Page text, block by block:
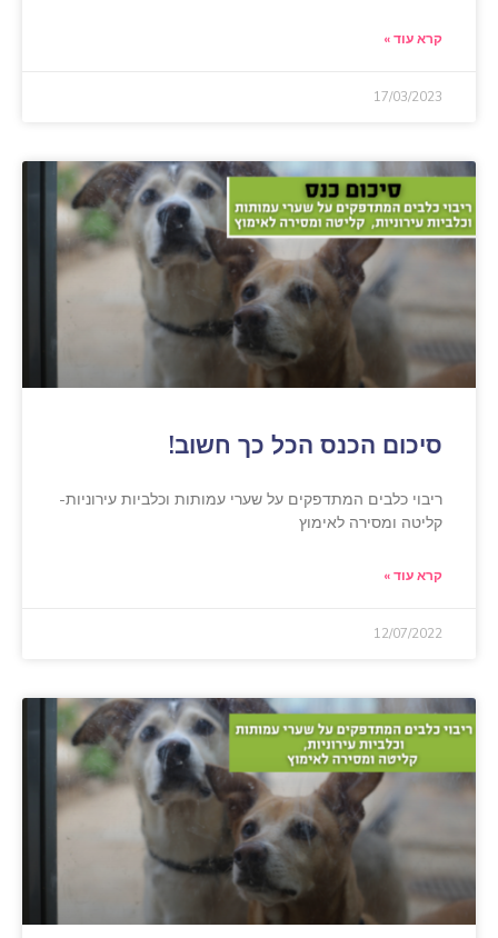
קרא עוד »
17/03/2023
סיכום הכנס הכל כך חשוב!
ריבוי כלבים המתדפקים על שערי עמותות וכלביות עירוניות-
קליטה ומסירה לאימוץ
קרא עוד »
12/07/2022